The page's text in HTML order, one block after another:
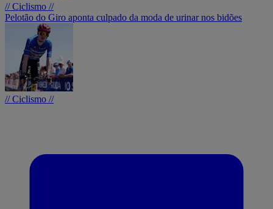
// Ciclismo //
Pelotão do Giro aponta culpado da moda de urinar nos bidões
// Ciclismo //